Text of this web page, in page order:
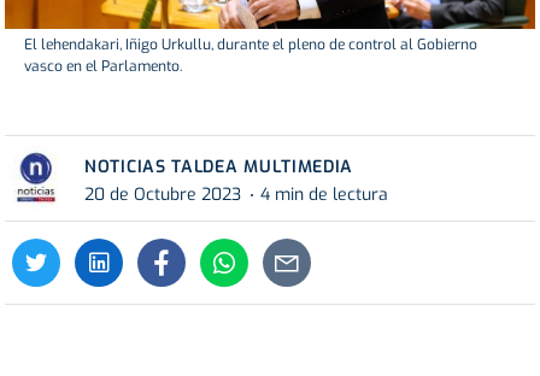
El lehendakari, Iñigo Urkullu, durante el pleno de control al Gobierno
vasco en el Parlamento.
NOTICIAS TALDEA MULTIMEDIA
20 de Octubre 2023
4 min de lectura